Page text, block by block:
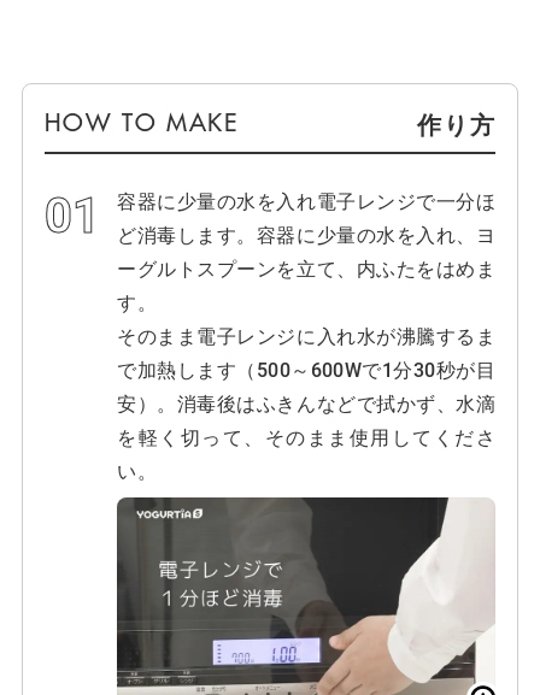
作り方
容器に少量の水を入れ電子レンジで一分ほ
ど消毒します。容器に少量の水を入れ、ヨ
ーグルトスプーンを立て、内ふたをはめま
す。
そのまま電子レンジに入れ水が沸騰するま
で加熱します（500～600Wで1分30秒が目
安）。消毒後はふきんなどで拭かず、水滴
を軽く切って、そのまま使用してくださ
い。